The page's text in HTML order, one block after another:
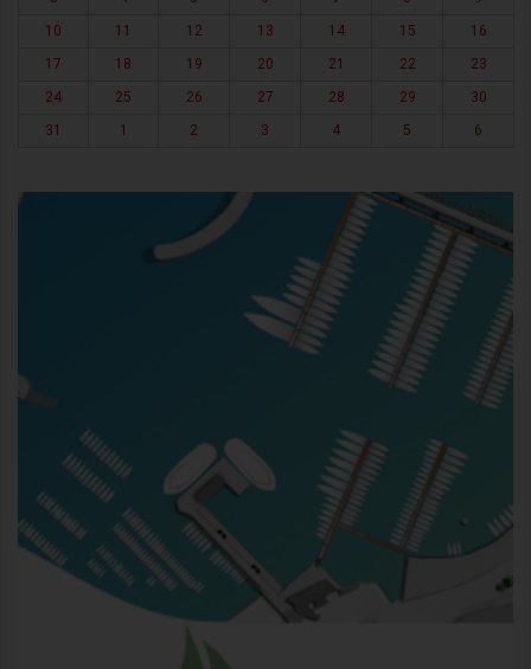
10
11 12 13 14 15
16
17
18 19 20 21 22
23
24
25 26 27 28 29
30
31
1 2 3 4 5 6